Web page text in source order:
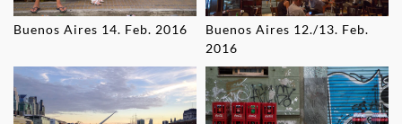
Buenos Aires 14. Feb. 2016
Buenos Aires 12./13. Feb.
2016